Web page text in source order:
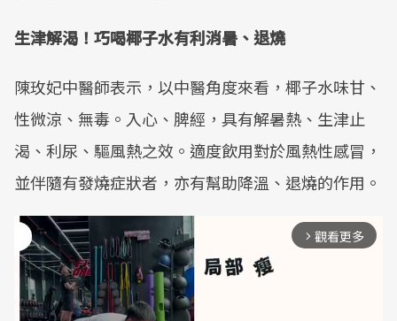
生津解渴！巧喝椰子水有利消暑、退燒
陳玫妃中醫師表示，以中醫角度來看，椰子水味甘、
性微涼、無毒。入心、脾經，具有解暑熱、生津止
渴、利尿、驅風熱之效。適度飲用對於風熱性感冒，
並伴隨有發燒症狀者，亦有幫助降溫、退燒的作用。
arrow_forward_ios 觀看更多